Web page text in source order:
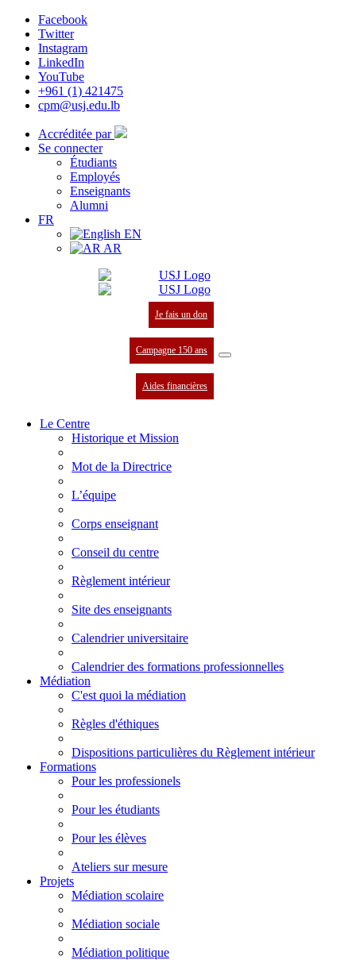
Facebook
Twitter
Instagram
LinkedIn
YouTube
+961 (1) 421475
cpm@usj.edu.lb
Accréditée par
Se connecter
Étudiants
Employés
Enseignants
Alumni
FR
EN
AR
Je fais un don
Campagne 150 ans
Aides financières
Le Centre
Historique et Mission
Mot de la Directrice
L’équipe
Corps enseignant
Conseil du centre
Règlement intérieur
Site des enseignants
Calendrier universitaire
Calendrier des formations professionnelles
Médiation
C'est quoi la médiation
Règles d'éthiques
Dispositions particulières du Règlement intérieur
Formations
Pour les professionels
Pour les étudiants
Pour les élèves
Ateliers sur mesure
Projets
Médiation scolaire
Médiation sociale
Médiation politique